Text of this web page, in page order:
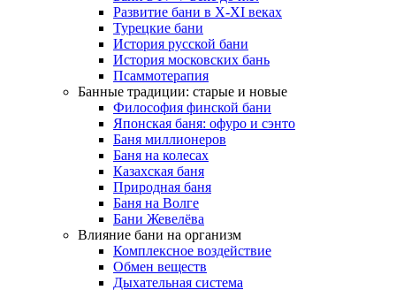
Развитие бани в X-XI веках
Турецкие бани
История русской бани
История московских бань
Псаммотерапия
Банные традиции: старые и новые
Философия финской бани
Японская баня: офуро и сэнто
Баня миллионеров
Баня на колесах
Казахская баня
Природная баня
Баня на Волге
Бани Жевелёва
Влияние бани на организм
Комплексное воздействие
Обмен веществ
Дыхательная система